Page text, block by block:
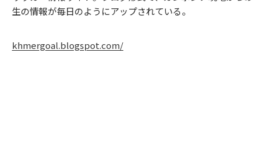
生の情報が毎日のようにアップされている。
khmergoal.blogspot.com/